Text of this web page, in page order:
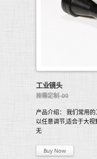
工业镜头
按需定制 .00
产品介绍： 我们常用的
以任意调节,适合于大
无
Buy Now